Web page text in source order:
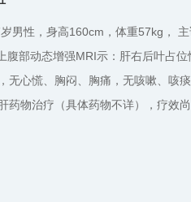
男性，身高160cm，体重57kg，
部动态增强MRI示：肝右后叶占位
无心慌、胸闷、胸痛，无咳嗽、咳
物治疗（具体药物不详），疗效尚